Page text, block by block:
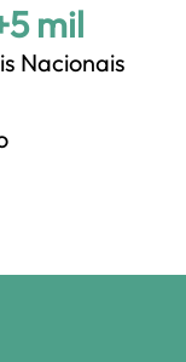
mil
Nacionais